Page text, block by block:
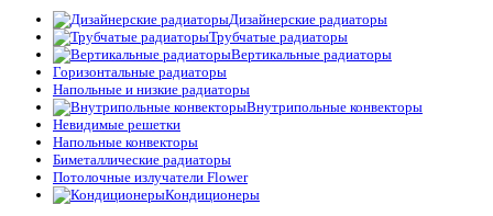
Дизайнерские радиаторы
Трубчатые радиаторы
Вертикальные радиаторы
Горизонтальные радиаторы
Напольные и низкие радиаторы
Внутрипольные конвекторы
Невидимые решетки
Напольные конвекторы
Биметаллические радиаторы
Потолочные излучатели Flower
Кондиционеры